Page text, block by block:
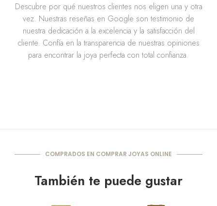
Descubre por qué nuestros clientes nos eligen una y otra
vez. Nuestras reseñas en Google son testimonio de
nuestra dedicación a la excelencia y la satisfacción del
cliente. Confía en la transparencia de nuestras opiniones
para encontrar la joya perfecta con total confianza.
COMPRADOS EN COMPRAR JOYAS ONLINE
También te puede gustar